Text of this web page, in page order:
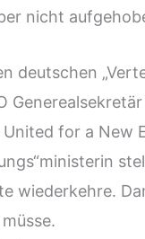
nicht
deutschen
for a New
wiederkehre.